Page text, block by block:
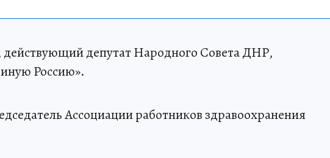
действующий депутат Народного Совета ДНР,
Россию».
Ассоциации работников здравоохранения